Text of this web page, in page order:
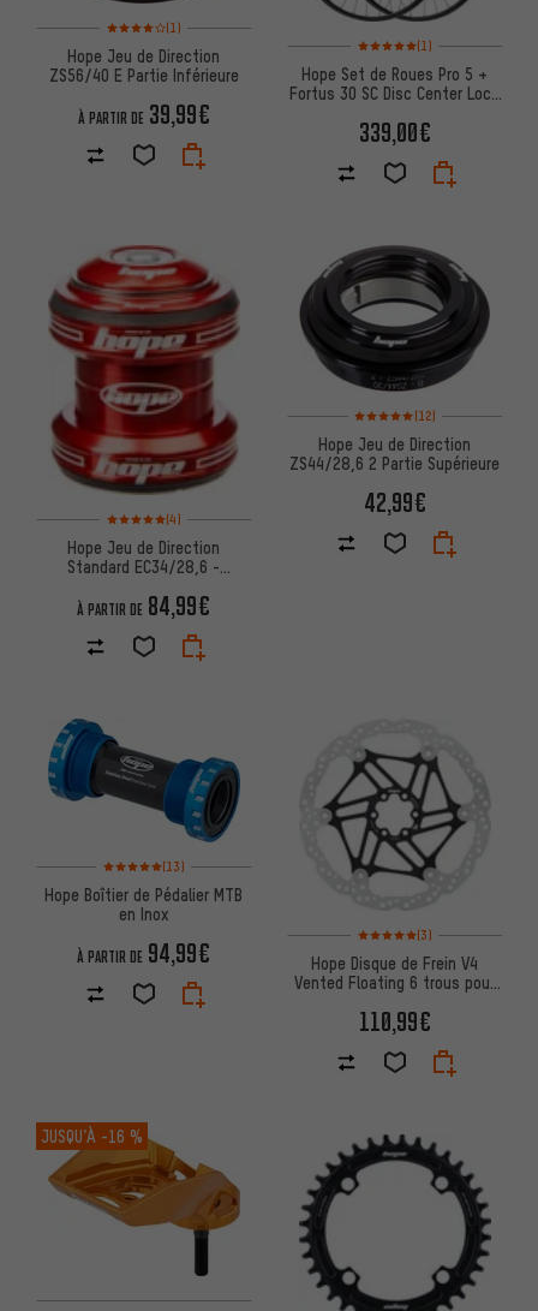
Note moyenne : 4 sur 5 d'après 1 avis
(1)
Hope Jeu de Direction
ZS56/40 E Partie Inférieure
À PARTIR DE 39,99€
Note moyenne : 5 sur 5
(1)
Hope Set de Roues Pro 5 +
Fortus 30 SC Disc Center Lock
339,00€
Note moyenne : 5 sur 5 d'après 4 avis
(4)
Hope Jeu de Direction
Standard EC34/28,6 -
À PARTIR DE 84,99€
Note moyenne : 5 sur 5 d'après
(12)
Hope Jeu de Direction
ZS44/28,6 2 Partie Supérieure
42,99€
Note moyenne : 5 sur 5 d'après 13 avis
(13)
Hope Boîtier de Pédalier MTB
en Inox
À PARTIR DE 94,99€
Note moyenne : 5 sur 5
(3)
Hope Disque de Frein V4
Vented Floating 6 trous pour
110,99€
JUSQU’À -16 %